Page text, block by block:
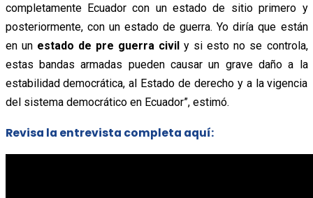
completamente Ecuador con un estado de sitio primero y
posteriormente, con un estado de guerra. Yo diría que están
en un estado de pre guerra civil y si esto no se controla,
estas bandas armadas pueden causar un grave daño a la
estabilidad democrática, al Estado de derecho y a la vigencia
del sistema democrático en Ecuador”, estimó.
Revisa la entrevista completa aquí: